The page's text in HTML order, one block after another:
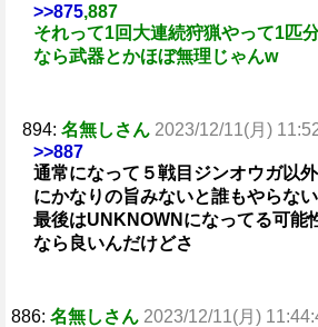
>>875,887
それって1回大連続狩猟やって1匹
なら武器とかほぼ無理じゃんw
894: 名無しさん 2023/12/11(月)
>>887
通常になって５戦目ジンオウガ以
にかなりの旨みないと誰もやらな
最後はUNKNOWNになってる可能
なら良いんだけどさ
886: 名無しさん 2023/12/11(月)